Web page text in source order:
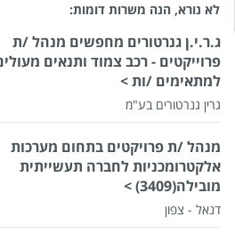
לא נורא, הנה משרות דומות:
ג.ר.י.ן גנרטורים מחפשים מנהל /ת
פרוייקטים - רכב צמוד ותנאים
למתאימים /ות >
גרין גנרטורים בע"מ
מנהל /ת פרויקטים בתחום מערכות
אלקטרומכניות לחברה תעשייתית
מובילה(3409) >
דנאל - צפון